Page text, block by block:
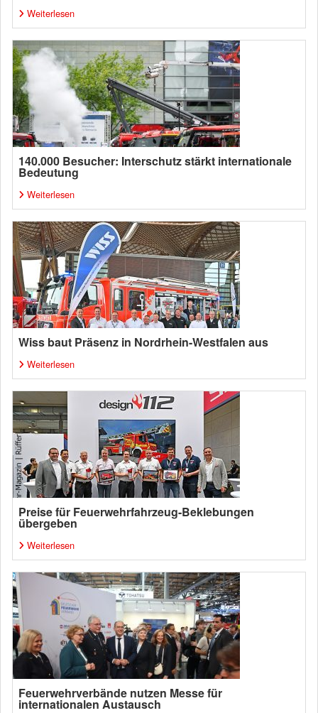
Weiterlesen
140.000 Besucher: Interschutz stärkt internationale
Bedeutung
Weiterlesen
Wiss baut Präsenz in Nordrhein-Westfalen aus
Weiterlesen
Preise für Feuerwehrfahrzeug-Beklebungen
übergeben
Weiterlesen
Feuerwehrverbände nutzen Messe für
internationalen Austausch